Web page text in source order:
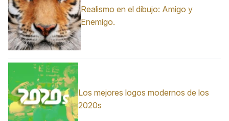
Realismo en el dibujo: Amigo y
Enemigo.
Los mejores logos modernos de los
2020s